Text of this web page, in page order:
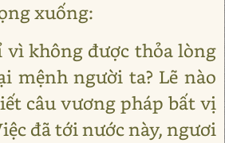
xuống:
vì không được thỏa lòng
mệnh người ta? Lẽ nào
câu vương pháp bất vị
đã tới nước này, ngươi